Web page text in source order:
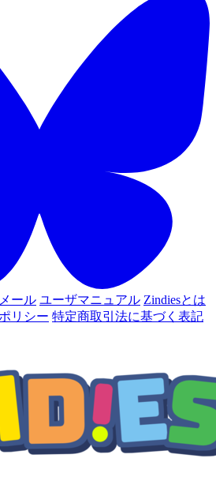
メール ユーザマニュアル Zindiesとは
リシー 特定商取引法に基づく表記